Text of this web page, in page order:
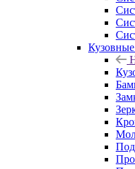
Кузовные